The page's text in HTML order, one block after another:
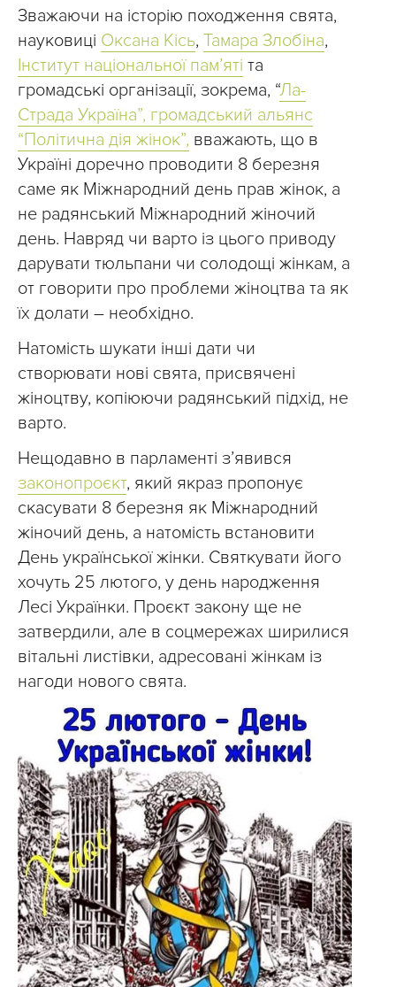
Зважаючи на історію походження свята,
науковиці Оксана Кісь, Тамара Злобіна,
Інститут національної пам’яті та
громадські організації, зокрема, “Ла-
Страда Україна”, громадський альянс
“Політична дія жінок”, вважають, що в
Україні доречно проводити 8 березня
саме як Міжнародний день прав жінок, а
не радянський Міжнародний жіночий
день. Навряд чи варто із цього приводу
дарувати тюльпани чи солодощі жінкам, а
от говорити про проблеми жіноцтва та як
їх долати – необхідно.
Натомість шукати інші дати чи
створювати нові свята, присвячені
жіноцтву, копіюючи радянський підхід, не
варто.
Нещодавно в парламенті з’явився
законопроєкт, який якраз пропонує
скасувати 8 березня як Міжнародний
жіночий день, а натомість встановити
День української жінки. Святкувати його
хочуть 25 лютого, у день народження
Лесі Українки. Проєкт закону ще не
затвердили, але в соцмережах ширилися
вітальні листівки, адресовані жінкам із
нагоди нового свята.